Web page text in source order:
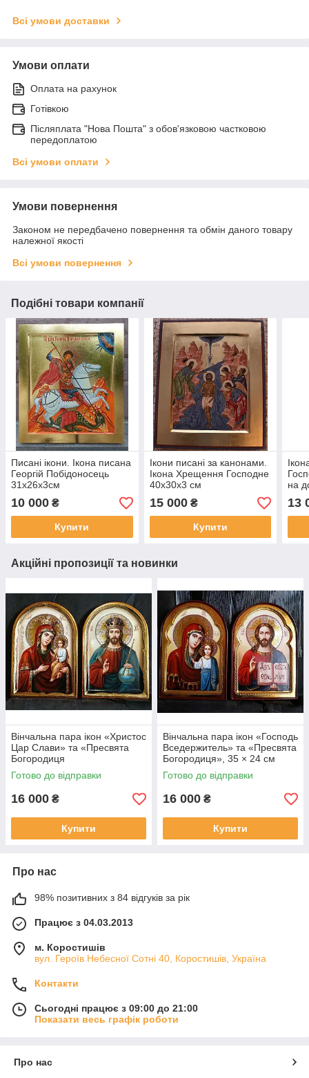
Всі умови доставки
Умови оплати
Оплата на рахунок
Готівкою
Післяплата "Нова Пошта" з обов'язковою частковою
передоплатою
Всі умови оплати
Умови повернення
Законом не передбачено повернення та обмін даного товару
належної якості
Всі умови повернення
Подібні товари компанії
Писані ікони. Ікона писана
Георгій Побідоносець
31х26х3см
10 000 ₴
Купити
Ікони писані за канонами.
Ікона Хрещення Господне
40x30x3 см
15 000₴
Купити
на
13
Акційні пропозиції та новинки
Вінчальна пара ікон «Христос
Цар Слави» та «Пресвята
Богородиця
Скоропослушниця», 35 × 24
см
Готово до відправки
16 000 ₴
Купити
Вінчальна пара ікон «Господь
Вседержитель» та «Пресвята
Богородиця», 35 × 24 см
Готово до відправки
16 000 ₴
Купити
Про нас
98% позитивних з 84 відгуків за рік
Працює з 04.03.2013
м. Коростишів
вул. Героїв Небесної Сотні 40, Коростишів, Україна
Контакти
Сьогодні працює з 09:00 до 21:00
Показати весь графік роботи
Про нас